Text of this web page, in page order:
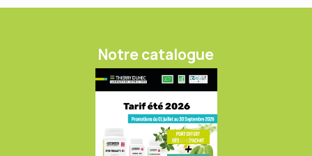
Notre catalogue